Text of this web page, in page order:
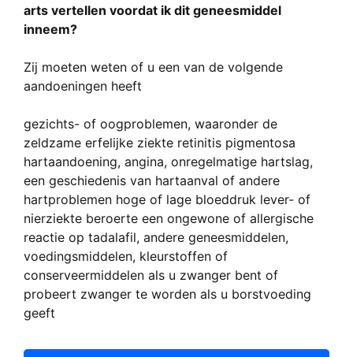
arts vertellen voordat ik dit geneesmiddel
inneem?
Zij moeten weten of u een van de volgende
aandoeningen heeft
gezichts- of oogproblemen, waaronder de
zeldzame erfelijke ziekte retinitis pigmentosa
hartaandoening, angina, onregelmatige hartslag,
een geschiedenis van hartaanval of andere
hartproblemen hoge of lage bloeddruk lever- of
nierziekte beroerte een ongewone of allergische
reactie op tadalafil, andere geneesmiddelen,
voedingsmiddelen, kleurstoffen of
conserveermiddelen als u zwanger bent of
probeert zwanger te worden als u borstvoeding
geeft